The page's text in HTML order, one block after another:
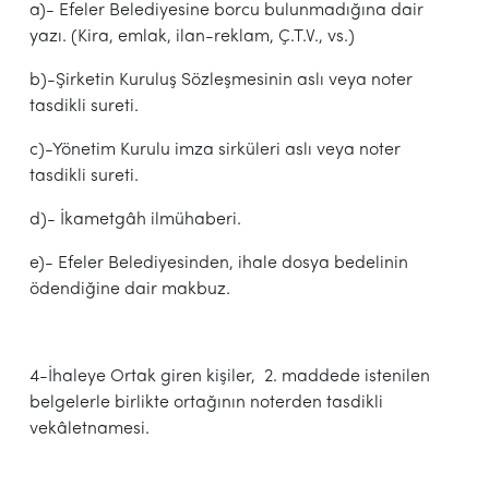
a)- Efeler Belediyesine borcu bulunmadığına dair
yazı. (Kira, emlak, ilan-reklam, Ç.T.V., vs.)
b)-Şirketin Kuruluş Sözleşmesinin aslı veya noter
tasdikli sureti.
c)-Yönetim Kurulu imza sirküleri aslı veya noter
tasdikli sureti.
d)- İkametgâh ilmühaberi.
e)- Efeler Belediyesinden, ihale dosya bedelinin
ödendiğine dair makbuz.
4-İhaleye Ortak giren kişiler, 2. maddede istenilen
belgelerle birlikte ortağının noterden tasdikli
vekâletnamesi.